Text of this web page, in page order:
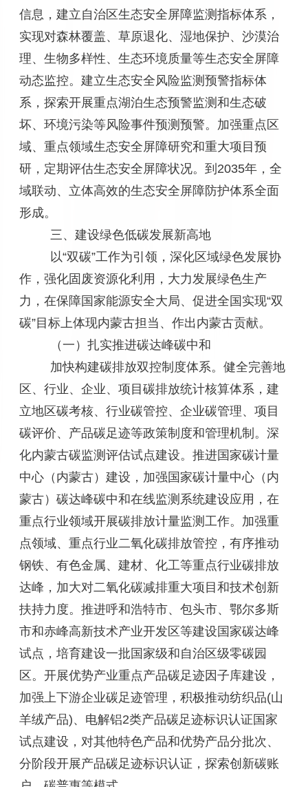
信息，建立自治区生态安全屏障监测指标体系，
实现对森林覆盖、草原退化、湿地保护、沙漠治
理、生物多样性、生态环境质量等生态安全屏障
动态监控。建立生态安全风险监测预警指标体
系，探索开展重点湖泊生态预警监测和生态破
坏、环境污染等风险事件预测预警。加强重点区
域、重点领域生态安全屏障研究和重大项目预
研，定期评估生态安全屏障状况。到2035年，全
域联动、立体高效的生态安全屏障防护体系全面
形成。
三、建设绿色低碳发展新高地
以“双碳”工作为引领，深化区域绿色发展协
作，强化固废资源化利用，大力发展绿色生产
力，在保障国家能源安全大局、促进全国实现“双
碳”目标上体现内蒙古担当、作出内蒙古贡献。
（一）扎实推进碳达峰碳中和
加快构建碳排放双控制度体系。健全完善地
区、行业、企业、项目碳排放统计核算体系，建
立地区碳考核、行业碳管控、企业碳管理、项目
碳评价、产品碳足迹等政策制度和管理机制。深
化内蒙古碳监测评估试点建设。推进国家碳计量
中心（内蒙古）建设，加强国家碳计量中心（内
蒙古）碳达峰碳中和在线监测系统建设应用，在
重点行业领域开展碳排放计量监测工作。加强重
点领域、重点行业二氧化碳排放管控，有序推动
钢铁、有色金属、建材、化工等重点行业碳排放
达峰，加大对二氧化碳减排重大项目和技术创新
扶持力度。推进呼和浩特市、包头市、鄂尔多斯
市和赤峰高新技术产业开发区等建设国家碳达峰
试点，培育建设一批国家级和自治区级零碳园
区。开展优势产业重点产品碳足迹因子库建设，
加强上下游企业碳足迹管理，积极推动纺织品(山
羊绒产品)、电解铝2类产品碳足迹标识认证国家
试点建设，对其他特色产品和优势产品分批次、
分阶段开展产品碳足迹标识认证，探索创新碳账